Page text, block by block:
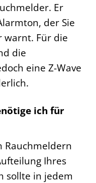
Er
der Sie
warnt. Für die
die
eine Z-Wave
ich für
Rauchmeldern
Ihres
sollte in jedem